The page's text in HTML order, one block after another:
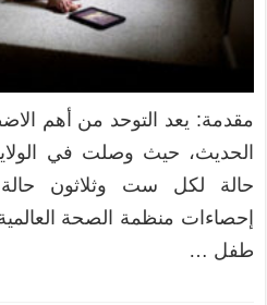
مقدمة: يعد التوحد من أهم
الحديث، حيث وصلت في
طفل …